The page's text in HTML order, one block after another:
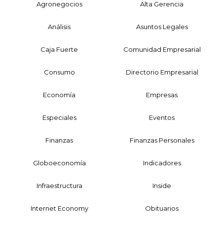
Agronegocios Alta Gerencia
Análisis Asuntos Legales
Caja Fuerte Comunidad Empresarial
Consumo Directorio Empresarial
Economía Empresas
Especiales Eventos
Finanzas Finanzas Personales
Globoeconomía Indicadores
Infraestructura Inside
Internet Economy Obituarios